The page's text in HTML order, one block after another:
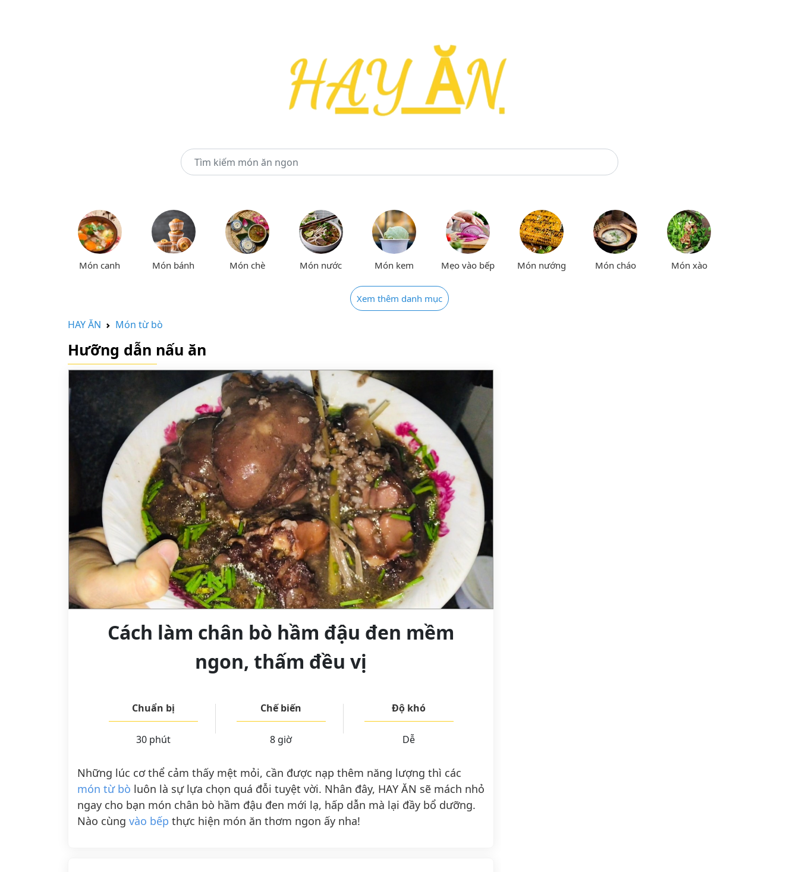
Món canh Món bánh Món chè Món nước Món kem Mẹo vào bếp Món nướng Món cháo Món xào
Xem thêm danh mục
HAY ĂN Món từ bò
Hưỡng dẫn nấu ăn
Cách làm chân bò hầm đậu đen mềm
ngon, thấm đều vị
Chuẩn bị
30 phút
Chế biến
8 giờ
Độ khó
Dễ
Những lúc cơ thể cảm thấy mệt mỏi, cần được nạp thêm năng lượng thì các
món từ bò luôn là sự lựa chọn quá đỗi tuyệt vời. Nhân đây, HAY ĂN sẽ mách nhỏ
ngay cho bạn món chân bò hầm đậu đen mới lạ, hấp dẫn mà lại đầy bổ dưỡng.
Nào cùng vào bếp thực hiện món ăn thơm ngon ấy nha!